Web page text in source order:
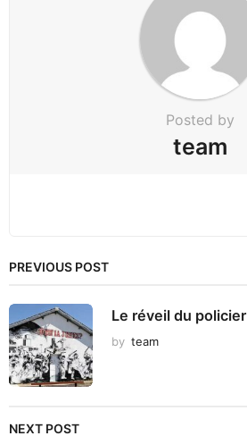
Posted by
team
PREVIOUS POST
Le réveil du policier
by team
NEXT POST